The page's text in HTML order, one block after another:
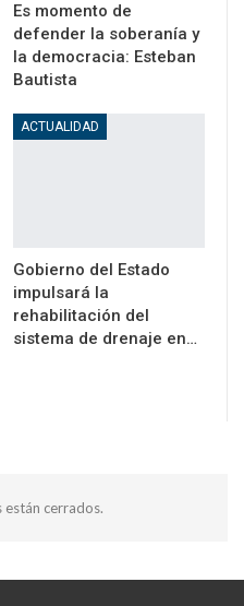
Es momento de
defender la soberanía y
la democracia: Esteban
Bautista
ACTUALIDAD
Gobierno del Estado
impulsará la
rehabilitación del
sistema de drenaje en…
están cerrados.